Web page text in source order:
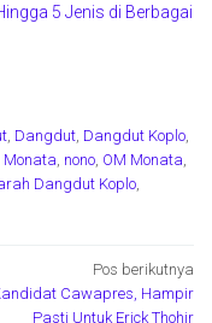
5 Jenis di Berbagai
, Dangdut, Dangdut Koplo,
Monata, nono, OM Monata,
Dangdut Koplo,
Pos berikutnya
Cawapres, Hampir
Pasti Untuk Erick Thohir